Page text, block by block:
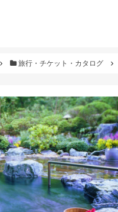
旅行・チケット・カタログ